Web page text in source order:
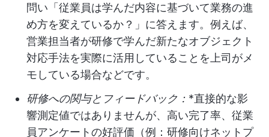
問い「従業員は学んだ内容に基づいて業務の進
め方を変えているか？」に答えます。例えば、
営業担当者が研修で学んだ新たなオブジェクト
対応手法を実際に活用していることを上司がメ
モしている場合などです。
研修への関与とフィードバック： *直接的な影
響測定値ではありませんが、高い完了率、従業
員アンケートの好評価（例：研修向けネットプ